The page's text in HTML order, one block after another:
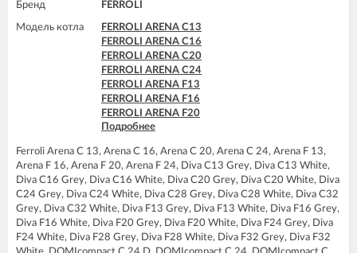
FERROLI DOMItop F30 E
Бренд FERROLI
Модель котла
FERROLI ARENA C13
FERROLI ARENA C16
FERROLI ARENA C20
FERROLI ARENA C24
FERROLI ARENA F13
FERROLI ARENA F16
FERROLI ARENA F20
FERROLI ARENA F24
FERROLI BLUEHELIX PRO 32 C
FERROLI BLUEHELIX TECH 18A-E
FERROLI BLUEHELIX TECH 25 A
FERROLI BLUEHELIX TECH 25A-E
FERROLI BLUEHELIX TECH 25C
FERROLI BLUEHELIX TECH 35 A
FERROLI BLUEHELIX TECH 35A-E
Подробнее
Ferroli Arena C 13, Arena C 16, Arena C 20, Arena C 24, Arena F 13,
Arena F 16, Arena F 20, Arena F 24, Diva C13 Grey, Diva C13 White,
Diva C16 Grey, Diva C16 White, Diva C20 Grey, Diva C20 White, Diva
C24 Grey, Diva C24 White, Diva C28 Grey, Diva C28 White, Diva C32
Grey, Diva C32 White, Diva F13 Grey, Diva F13 White, Diva F16 Grey,
Diva F16 White, Diva F20 Grey, Diva F20 White, Diva F24 Grey, Diva
F24 White, Diva F28 Grey, Diva F28 White, Diva F32 Grey, Diva F32